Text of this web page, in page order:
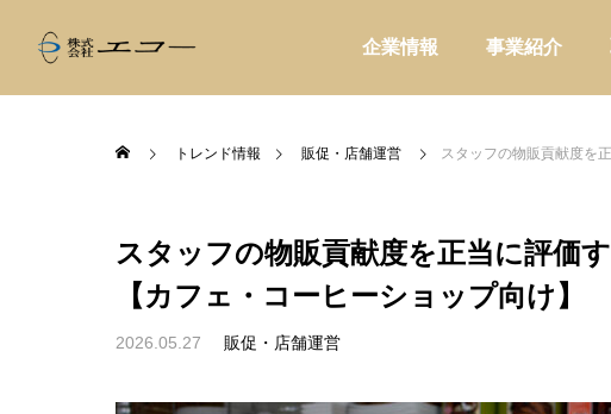
企業情報 事業紹介
ALL 家庭用品
業とは?小売店に喜ばれる進め方を解
ドに合わせて器
トレンド情報 販促・店舗運営 スタッフの物販貢献度を正当
スタッフの物販貢献度を正当に評価
【カフェ・コーヒーショップ向け】
2026.05.27 販促・店舗運営